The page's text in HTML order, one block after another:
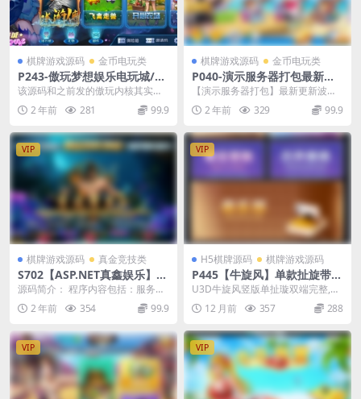
棋牌游戏源码 金币电玩类
P243-傲玩梦想娱乐电玩城/氪
金连环二开UI美化版+完整运
营数据+双端APP
该源码和之前发的傲玩内核其实一
样的，这个就是不一样的ui，其它
没啥区别， 服务端...
2 年前 281 99.9
棋牌游戏源码 金币电玩类
P040-演示服务器打包最新更
新波波娱乐完整测试服务器打
包完整数据组件总共5.4G+双
端APP
【演示服务器打包】最新更新波波
娱乐完整测试服务器打包完整数据
组件总共5.4G+双...
2 年前 329 99.9
VIP
棋牌游戏源码 真金竞技类
S702【ASP.NET真鑫娱乐】游
戏平台完整全套源码真鑫1:1真
钱娱乐游戏平台源码
源码简介： 程序内容包括：服务
器、个人电脑、苹果、安卓客户
端、网站前台、后台、代...
2 年前 354 99.9
VIP
H5棋牌源码 棋牌游戏源码
P445【牛旋风】单款扯旋带俱
乐部房卡棋牌组件+文本搭建
教程
U3D牛旋风竖版单扯璇双端完整,牛
旋风单款扯旋带俱乐部房卡棋牌组
件+文本搭建教程
12 月前 357 288
VIP VIP